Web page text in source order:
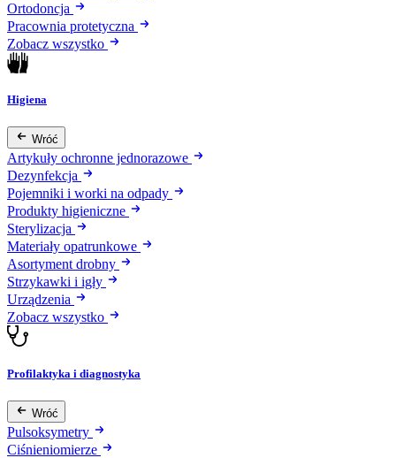
Ortodoncja
Pracownia protetyczna
Zobacz wszystko
Higiena
Wróć
Artykuły ochronne jednorazowe
Dezynfekcja
Pojemniki i worki na odpady
Produkty higieniczne
Sterylizacja
Materiały opatrunkowe
Asortyment drobny
Strzykawki i igły
Urządzenia
Zobacz wszystko
Profilaktyka i diagnostyka
Wróć
Pulsoksymetry
Ciśnieniomierze